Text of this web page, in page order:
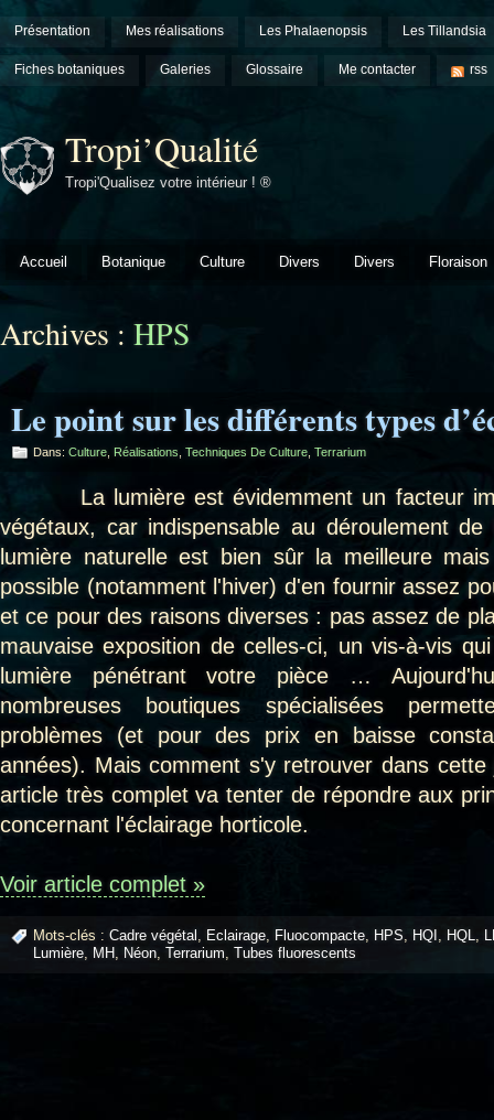
Présentation Mes réalisations Les Phalaenopsis Les Tillandsia
Fiches botaniques Galeries Glossaire Me contacter rss
Tropi’Qualité
Tropi'Qualisez votre intérieur ! ®
Accueil Botanique Culture Divers Divers Floraison
Archives : HPS
Le point sur les différents types
Dans: Culture Réalisations Techniques De Culture Terrarium
La lumière est évidemment un facteur
végétaux, car indispensable au déroulement
lumière naturelle est bien sûr la meilleure
possible (notamment l'hiver) d'en fournir assez
et ce pour des raisons diverses : pas assez de
mauvaise exposition de celles-ci, un vis-à-vis
lumière pénétrant votre pièce …
nombreuses boutiques spécialisées
problèmes (et pour des prix en baisse
années). Mais comment s'y retrouver dans
article très complet va tenter de répondre aux
concernant l'éclairage horticole.
Voir article complet »
Mots-clés : Cadre végétal , Eclairage, Fluocompacte, HPS, HQI , HQL,
Lumière, MH, Néon, Terrarium, Tubes fluorescents